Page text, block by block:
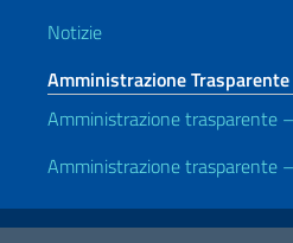
Notizie
Amministrazione Trasparente
Amministrazione trasparente
Amministrazione trasparente
Link Utili